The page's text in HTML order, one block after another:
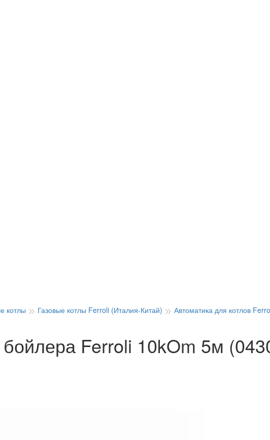
котлы Газовые котлы Ferroli (Италия-Китай) Автоматика для котлов
Ferroli 10kOm 5м